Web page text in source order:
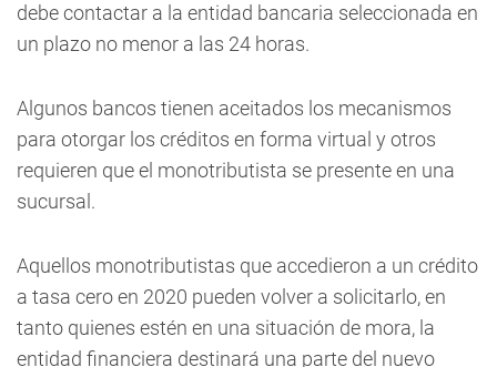
debe contactar a la entidad bancaria seleccionada en
un plazo no menor a las 24 horas.
Algunos bancos tienen aceitados los mecanismos
para otorgar los créditos en forma virtual y otros
requieren que el monotributista se presente en una
sucursal.
Aquellos monotributistas que accedieron a un crédito
a tasa cero en 2020 pueden volver a solicitarlo, en
tanto quienes estén en una situación de mora, la
entidad financiera destinará una parte del nuevo